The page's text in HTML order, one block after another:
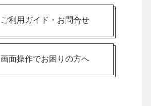
ご利用ガイド・お問合せ
画面操作でお困りの方へ